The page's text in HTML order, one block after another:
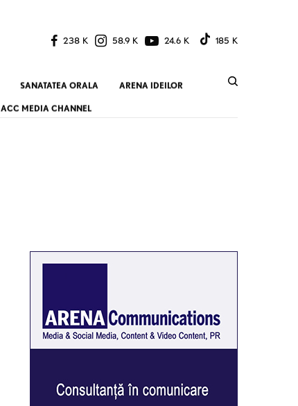
238 K 58.9 K 24.6 K 185 K
SANATATEA ORALA ARENA IDEILOR
ACC MEDIA CHANNEL